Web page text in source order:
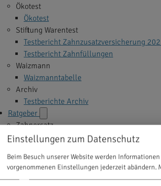
Ökotest
Ökotest
Stiftung Warentest
Testbericht Zahnzusatzversicherung
Testbericht Zahnfüllungen
Waizmann
Waizmanntabelle
Archiv
Testberichte Archiv
Ratgeber
Zahnersatz
Implantate
Zahnkrone
Zahnbrücke
Einstellungen zum Datenschutz
Beim Besuch unserer Website werden
vorgenommenen Einstellungen jederzeit abändern.